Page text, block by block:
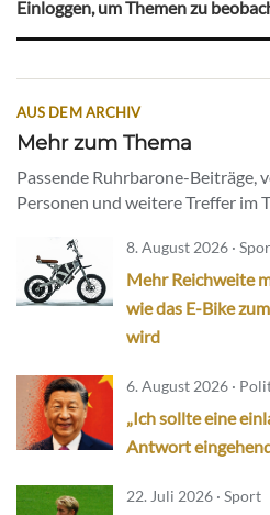
Einloggen, um Themen zu
AUS DEM ARCHIV
Mehr zum Thema
Passende Ruhrbarone-Beiträge,
Personen und weitere Treffer im
8. August 2026 ·
Mehr Reichweite
wie das E-Bike
wird
6. August 2026 ·
„Ich sollte eine
Antwort
22. Juli 2026 · Sport